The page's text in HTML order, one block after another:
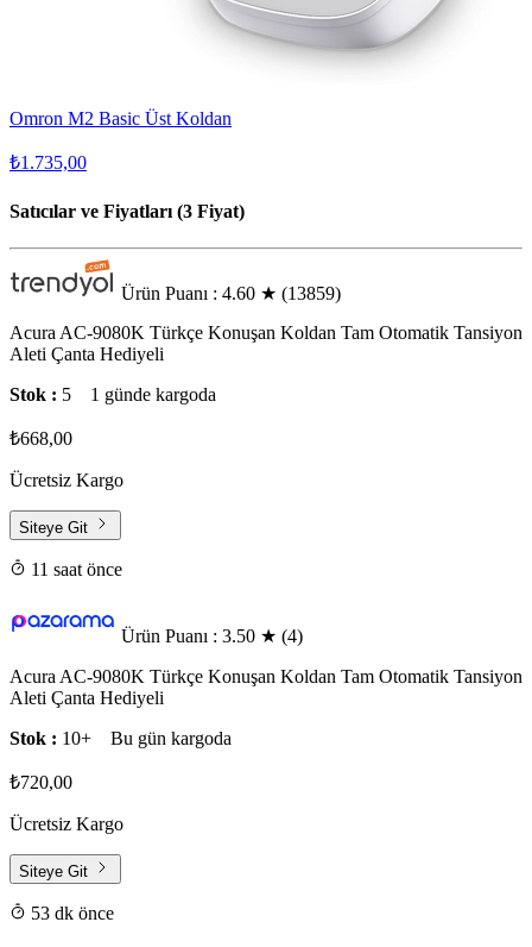
Omron M2 Basic Üst Koldan
₺1.735,00
Satıcılar ve Fiyatları (3 Fiyat)
Ürün Puanı : 4.60 ★ (13859)
Acura AC-9080K Türkçe Konuşan Koldan Tam Otomatik Tansiyon
Aleti Çanta Hediyeli
Stok : 5 1 günde kargoda
₺668,00
Ücretsiz Kargo
Siteye Git
11 saat önce
Ürün Puanı : 3.50 ★ (4)
Acura AC-9080K Türkçe Konuşan Koldan Tam Otomatik Tansiyon
Aleti Çanta Hediyeli
Stok : 10+ Bu gün kargoda
₺720,00
Ücretsiz Kargo
Siteye Git
53 dk önce